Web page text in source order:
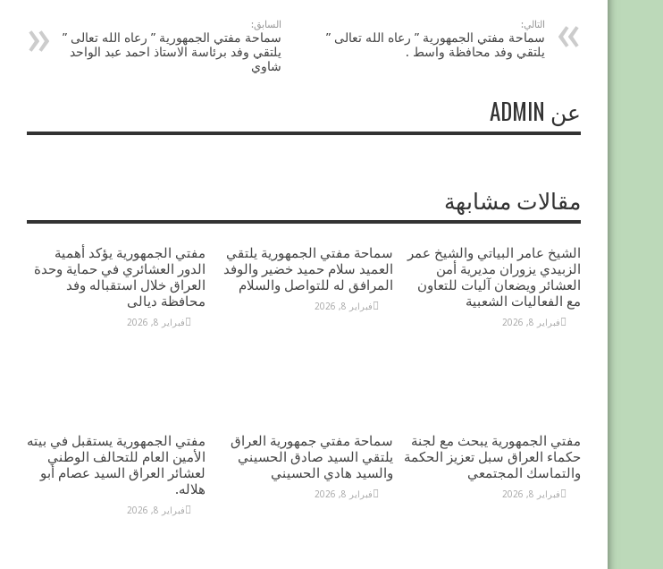
السابق:
سماحة مفتي الجمهورية ” رعاه الله تعالى ”
يلتقي وفد برئاسة الاستاذ احمد عبد الواحد
شاوي
التالي:
سماحة مفتي الجمهورية ” رعاه الله تعالى ”
يلتقي وفد محافظة واسط .
عن ADMIN
مقالات مشابهة
مفتي الجمهورية يؤكد أهمية
الدور العشائري في حماية وحدة
العراق خلال استقباله وفد
محافظة ديالى
فبراير 8, 2026
سماحة مفتي الجمهورية يلتقي
العميد سلام حميد خضير والوفد
المرافق له للتواصل والسلام
فبراير 8, 2026
الشيخ عامر البياتي والشيخ عمر
الزبيدي يزوران مديرية أمن
العشائر ويضعان آليات للتعاون
مع الفعاليات الشعبية
فبراير 8, 2026
مفتي الجمهورية يستقبل في بيته
الأمين العام للتحالف الوطني
لعشائر العراق السيد عصام أبو
هلاله.
فبراير 8, 2026
سماحة مفتي جمهورية العراق
يلتقي السيد صادق الحسيني
والسيد هادي الحسيني
فبراير 8, 2026
مفتي الجمهورية يبحث مع لجنة
حكماء العراق سبل تعزيز الحكمة
والتماسك المجتمعي
فبراير 8, 2026